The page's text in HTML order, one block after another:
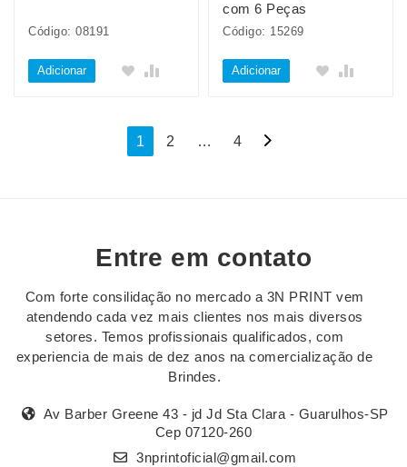
Código: 08191
Adicionar
com 6 Peças
Código: 15269
Adicionar
Navegação
1 2 … 4
Entre em contato
Com forte consilidação no mercado a 3N PRINT vem
atendendo cada vez mais clientes nos mais diversos
setores. Temos profissionais qualificados, com
experiencia de mais de dez anos na comercialização de
Brindes.
Av Barber Greene 43 - jd Jd Sta Clara - Guarulhos-SP
Cep 07120-260
3nprintoficial@gmail.com